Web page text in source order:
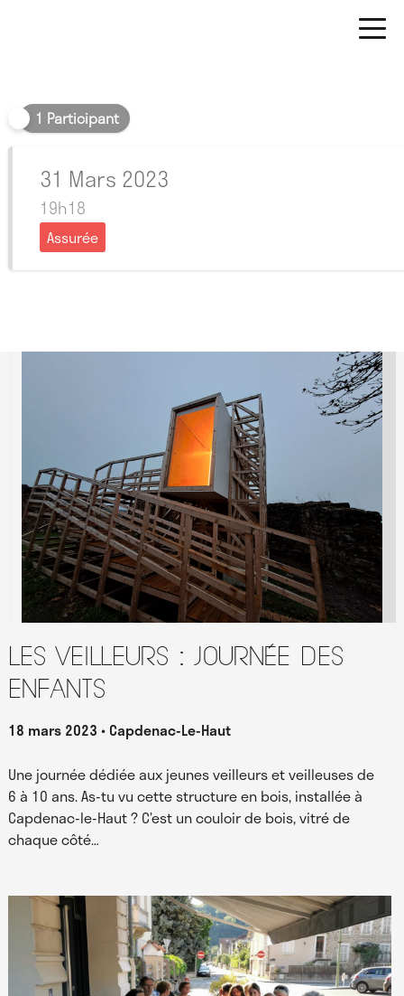
1 Participant
31 Mars 2023
19h18
Assurée
Les Veilleurs : journée des
enfants
18 mars 2023 Capdenac-Le-Haut
Une journée dédiée aux jeunes veilleurs et veilleuses de
6 à 10 ans. As-tu vu cette structure en bois, installée à
Capdenac-le-Haut ? C’est un couloir de bois, vitré de
chaque côté…